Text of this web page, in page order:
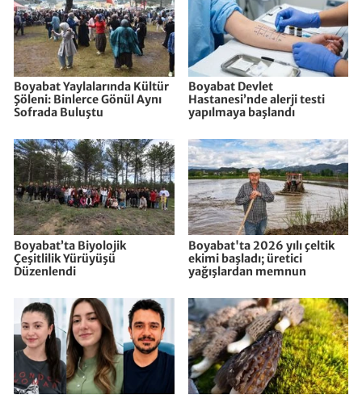
Boyabat Yaylalarında Kültür
Şöleni: Binlerce Gönül Aynı
Sofrada Buluştu
Boyabat Devlet
Hastanesi’nde alerji testi
yapılmaya başlandı
Boyabat’ta Biyolojik
Çeşitlilik Yürüyüşü
Düzenlendi
Boyabat'ta 2026 yılı çeltik
ekimi başladı; üretici
yağışlardan memnun